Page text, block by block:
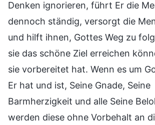
Denken ignorieren, führt Er die
dennoch ständig, versorgt die
und hilft ihnen, Gottes Weg zu
sie das schöne Ziel erreichen
sie vorbereitet hat. Wenn es um
Er hat und ist, Seine Gnade, Seine
Barmherzigkeit und alle Seine
werden diese ohne Vorbehalt an